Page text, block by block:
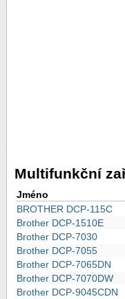
Multifunkční
Jméno
BROTHER DCP-115C
Brother DCP-1510E
Brother DCP-7030
Brother DCP-7055
Brother DCP-7065DN
Brother DCP-7070DW
Brother DCP-9045CDN